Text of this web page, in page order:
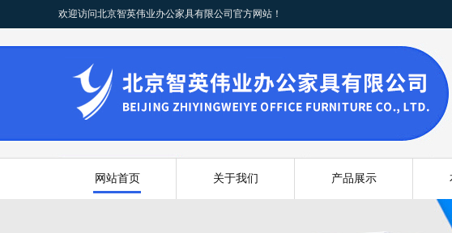
欢迎访问北京智英伟业办公家具有限公司官方网站！
网站首页 关于我们 产品展示